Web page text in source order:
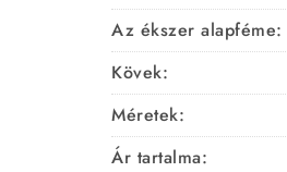
Az ékszer alapféme:
Kövek:
Méretek:
Ár tartalma: